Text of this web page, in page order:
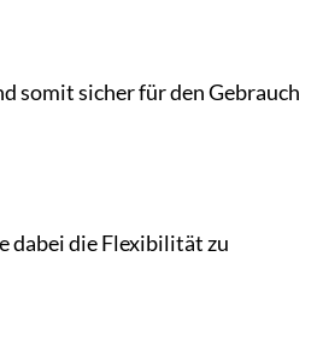
somit sicher für den Gebrauch
dabei die Flexibilität zu